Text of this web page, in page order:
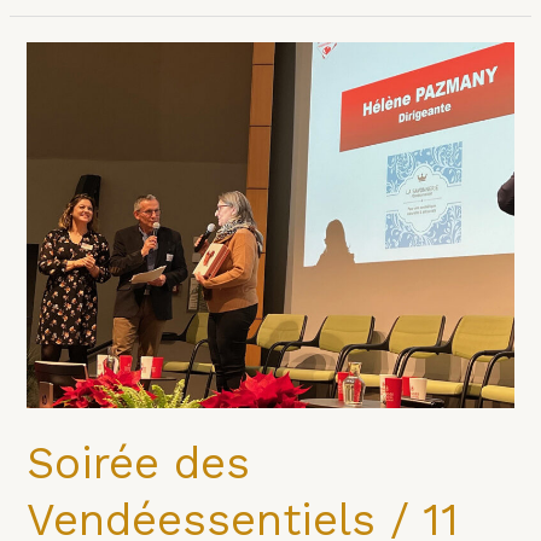
Soirée des
Vendéessentiels / 11
décembre
2024